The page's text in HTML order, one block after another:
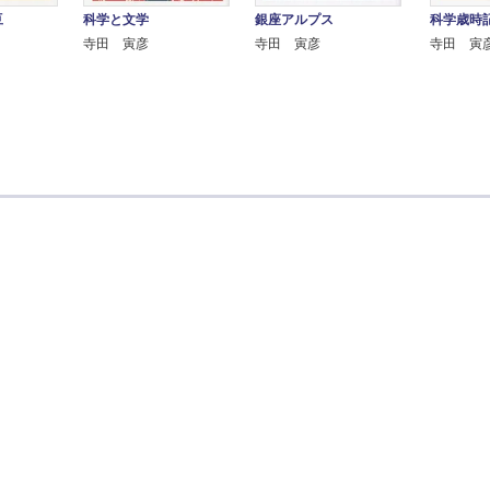
科学と文学
寺田 寅彦
銀座アルプス
寺田 寅彦
科学歳時
寺田 寅